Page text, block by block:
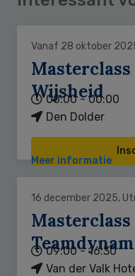
Vanaf 28 oktober
Wijsheid
00:00 - 00:00
Den Dolder
Meer informatie
16 december 2025,
Masterclass
09:00 - 16:30
Van der Valk